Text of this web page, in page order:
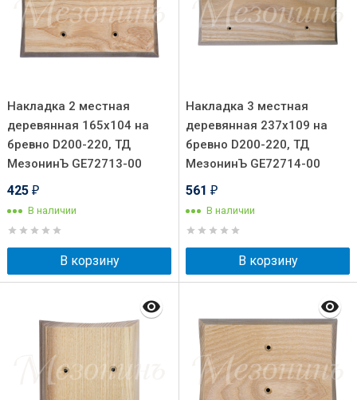
Накладка 2 местная
деревянная 165х104 на
бревно D200-220, ТД
МезонинЪ GE72713-00
425 ₽
В наличии
В корзину
Накладка 3 местная
деревянная 237х109 на
бревно D200-220, ТД
МезонинЪ GE72714-00
561 ₽
В наличии
В корзину